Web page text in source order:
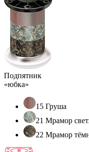
Подпятник
«юбка»
15 Груша
21 Мрамор
22 Мрамор